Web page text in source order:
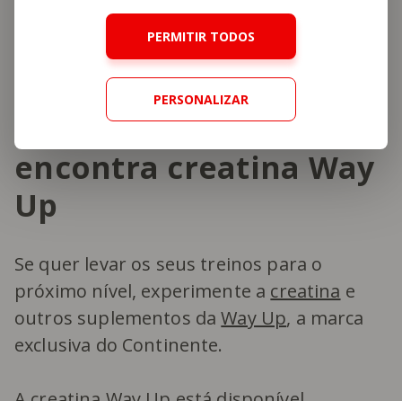
PERMITIR TODOS
PERSONALIZAR
ou de massa muscular, mas o corpo
continua a produzir creatina
naturalmente.
Continente, onde
encontra creatina Way
Up
Se quer levar os seus treinos para o
próximo nível, experimente a creatina e
outros suplementos daWay Up, a marca
exclusiva do Continente.